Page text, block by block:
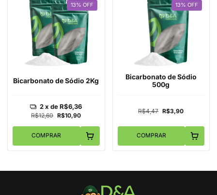
13% OFF
Bicarbonato de Sódio 2Kg
R$12,60 R$10,90
2 x deR$6,36
COMPRAR
13% OFF
Bicarbonato de Sódio
500g
R$4,47 R$3,90
COMPRAR